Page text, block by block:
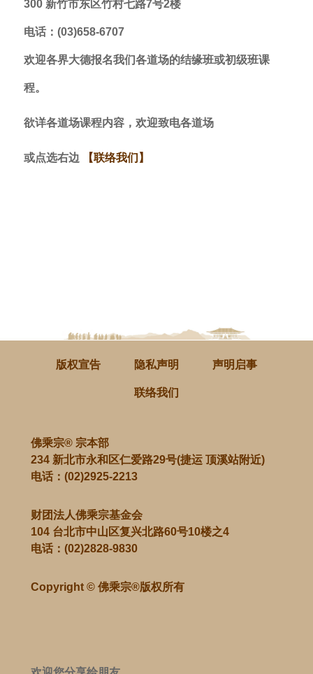
300 新竹市东区竹村七路7号2楼
电话：(03)658-6707
欢迎各界大德报名我们各道场的结缘班或初级班课
程。
欲详各道场课程内容，欢迎致电各道场
或点选右边 【联络我们】
版权宣告 隐私声明 声明启事
联络我们
佛乘宗® 宗本部
234 新北市永和区仁爱路29号(捷运 顶溪站附近)
电话： (02)2925-2213
财团法人佛乘宗基金会
104 台北市中山区复兴北路60号10楼之4
电话： (02)2828-9830
Copyright © 佛乘宗®版权所有